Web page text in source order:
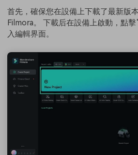
首先，確保您在設備上下載了最新版
Filmora。 下載后在設備上啟動，點
入編輯界面。